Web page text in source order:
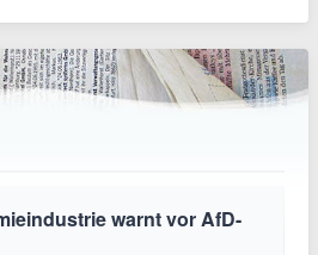
warnt vor AfD-